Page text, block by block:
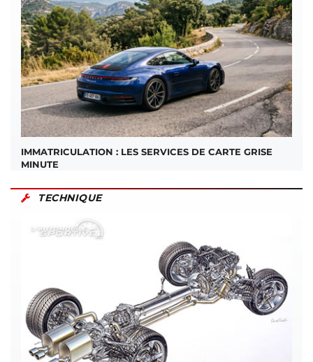
IMMATRICULATION : LES SERVICES DE CARTE GRISE
MINUTE
TECHNIQUE